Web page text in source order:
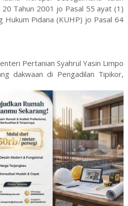
Tahun 2001 jo Pasal 55 ayat (1)
Hukum Pidana (KUHP) jo Pasal 64
Pertanian Syahrul Yasin Limpo
dakwaan di Pengadilan Tipikor,